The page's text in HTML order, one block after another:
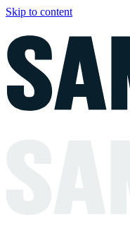
Skip to content